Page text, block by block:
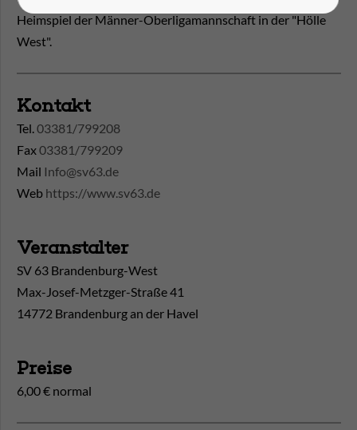
Heimspiel der Männer-Oberligamannschaft in der "Hölle
West".
Kontakt
Tel.03381/799208
Fax03381/799209
Mail Info@sv63.de
Web https://www.sv63.de
Veranstalter
SV 63 Brandenburg-West
Max-Josef-Metzger-Straße 41
14772 Brandenburg an der Havel
Preise
6,00 € normal